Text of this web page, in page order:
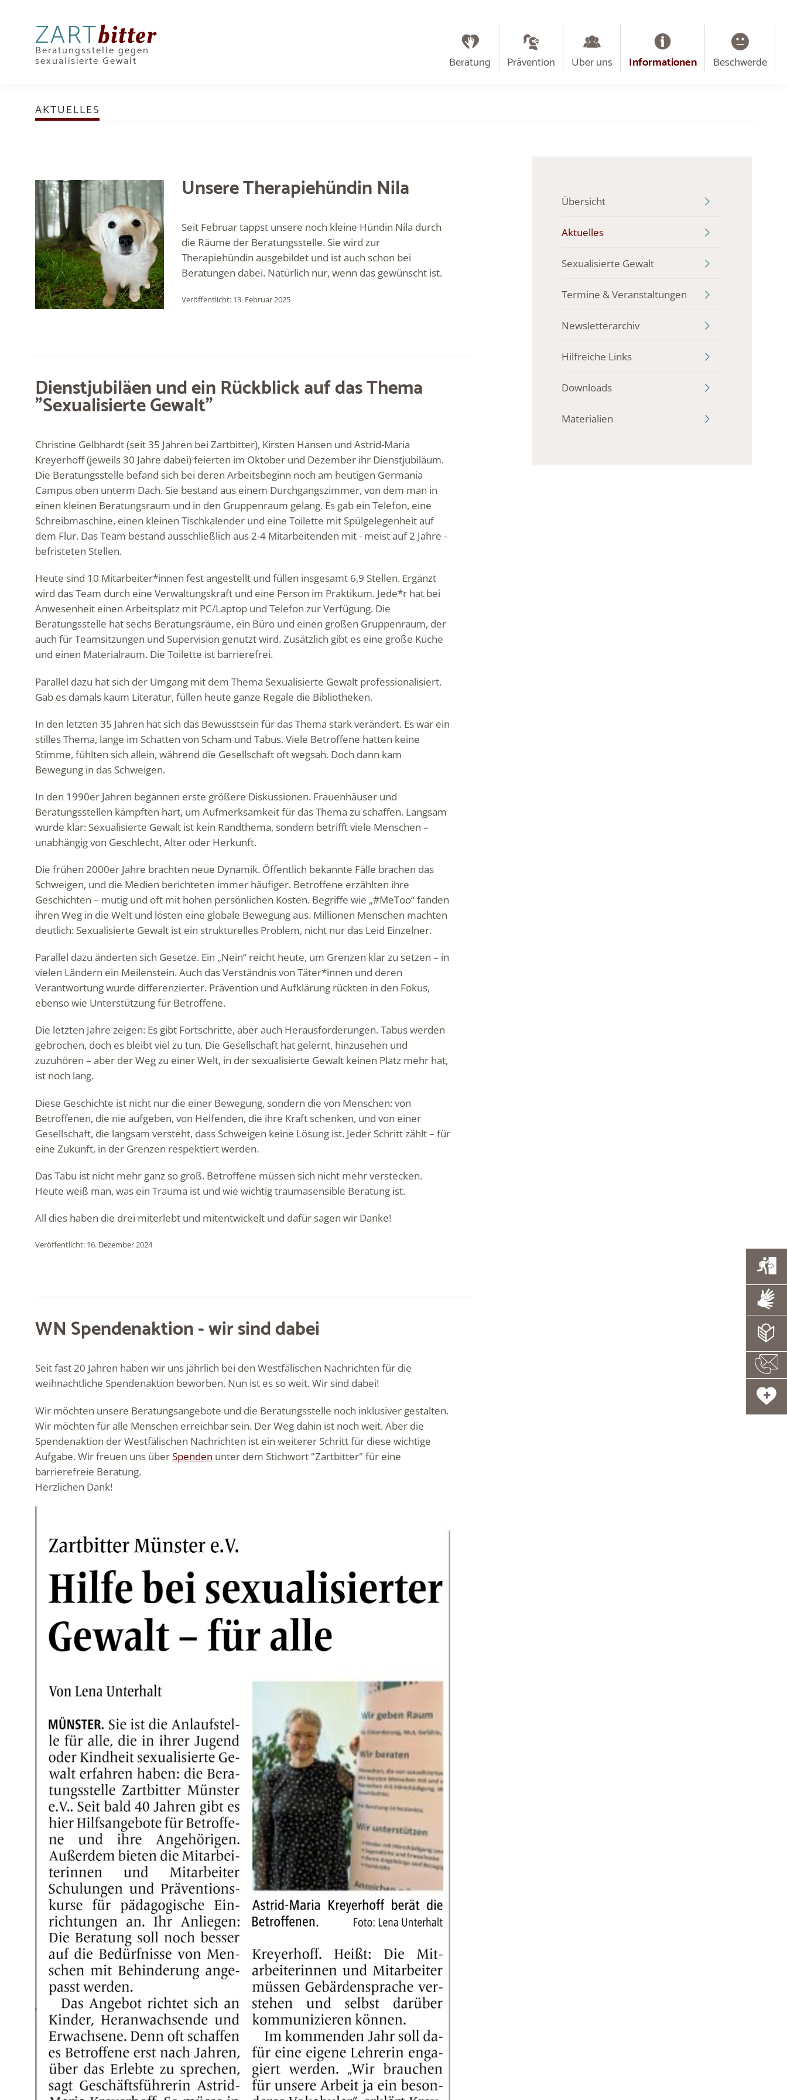
ZARTbitter
Beratungsstelle gegen
sexualisierte Gewalt Beratung Prävention Über uns Informationen Beschwerde
AKTUELLES
Unsere Therapiehündin Nila
Seit Februar tappst unsere noch kleine Hündin Nila durch
die Räume der Beratungsstelle. Sie wird zur
Therapiehündin ausgebildet und ist auch schon bei
Beratungen dabei. Natürlich nur, wenn das gewünscht ist.
Veröffentlicht: 13. Februar 2025
Dienstjubiläen und ein Rückblick auf das Thema
"Sexualisierte Gewalt"
Christine Gelbhardt (seit 35 Jahren bei Zartbitter), Kirsten Hansen und Astrid-Maria
Kreyerhoff (jeweils 30 Jahre dabei) feierten im Oktober und Dezember ihr Dienstjubiläum.
Die Beratungsstelle befand sich bei deren Arbeitsbeginn noch am heutigen Germania
Campus oben unterm Dach. Sie bestand aus einem Durchgangszimmer, von dem man in
einen kleinen Beratungsraum und in den Gruppenraum gelang. Es gab ein Telefon, eine
Schreibmaschine, einen kleinen Tischkalender und eine Toilette mit Spülgelegenheit auf
dem Flur. Das Team bestand ausschließlich aus 2-4 Mitarbeitenden mit - meist auf 2 Jahre -
befristeten Stellen.
Heute sind 10 Mitarbeiter*innen fest angestellt und füllen insgesamt 6,9 Stellen. Ergänzt
wird das Team durch eine Verwaltungskraft und eine Person im Praktikum. Jede*r hat bei
Anwesenheit einen Arbeitsplatz mit PC/Laptop und Telefon zur Verfügung. Die
Beratungsstelle hat sechs Beratungsräume, ein Büro und einen großen Gruppenraum, der
auch für Teamsitzungen und Supervision genutzt wird. Zusätzlich gibt es eine große Küche
und einen Materialraum. Die Toilette ist barrierefrei.
Parallel dazu hat sich der Umgang mit dem Thema Sexualisierte Gewalt professionalisiert.
Gab es damals kaum Literatur, füllen heute ganze Regale die Bibliotheken.
In den letzten 35 Jahren hat sich das Bewusstsein für das Thema stark verändert. Es war ein
stilles Thema, lange im Schatten von Scham und Tabus. Viele Betroffene hatten keine
Stimme, fühlten sich allein, während die Gesellschaft oft wegsah. Doch dann kam
Bewegung in das Schweigen.
In den 1990er Jahren begannen erste größere Diskussionen. Frauenhäuser und
Beratungsstellen kämpften hart, um Aufmerksamkeit für das Thema zu schaffen. Langsam
wurde klar: Sexualisierte Gewalt ist kein Randthema, sondern betrifft viele Menschen –
unabhängig von Geschlecht, Alter oder Herkunft.
Die frühen 2000er Jahre brachten neue Dynamik. Öffentlich bekannte Fälle brachen das
Schweigen, und die Medien berichteten immer häufiger. Betroffene erzählten ihre
Geschichten – mutig und oft mit hohen persönlichen Kosten. Begriffe wie „#MeToo“ fanden
ihren Weg in die Welt und lösten eine globale Bewegung aus. Millionen Menschen machten
deutlich: Sexualisierte Gewalt ist ein strukturelles Problem, nicht nur das Leid Einzelner.
Parallel dazu änderten sich Gesetze. Ein „Nein“ reicht heute, um Grenzen klar zu setzen – in
vielen Ländern ein Meilenstein. Auch das Verständnis von Täter*innen und deren
Verantwortung wurde differenzierter. Prävention und Aufklärung rückten in den Fokus,
ebenso wie Unterstützung für Betroffene.
Die letzten Jahre zeigen: Es gibt Fortschritte, aber auch Herausforderungen. Tabus werden
gebrochen, doch es bleibt viel zu tun. Die Gesellschaft hat gelernt, hinzusehen und
zuzuhören – aber der Weg zu einer Welt, in der sexualisierte Gewalt keinen Platz mehr hat,
ist noch lang.
Diese Geschichte ist nicht nur die einer Bewegung, sondern die von Menschen: von
Betroffenen, die nie aufgeben, von Helfenden, die ihre Kraft schenken, und von einer
Gesellschaft, die langsam versteht, dass Schweigen keine Lösung ist. Jeder Schritt zählt – für
eine Zukunft, in der Grenzen respektiert werden.
Das Tabu ist nicht mehr ganz so groß. Betroffene müssen sich nicht mehr verstecken.
Heute weiß man, was ein Trauma ist und wie wichtig traumasensible Beratung ist.
All dies haben die drei miterlebt und mitentwickelt und dafür sagen wir Danke!
Veröffentlicht: 16. Dezember 2024
WN Spendenaktion - wir sind dabei
Seit fast 20 Jahren haben wir uns jährlich bei den Westfälischen Nachrichten für die
weihnachtliche Spendenaktion beworben. Nun ist es so weit. Wir sind dabei!
Wir möchten unsere Beratungsangebote und die Beratungsstelle noch inklusiver gestalten.
Wir möchten für alle Menschen erreichbar sein. Der Weg dahin ist noch weit. Aber die
Spendenaktion der Westfälischen Nachrichten ist ein weiterer Schritt für diese wichtige
Aufgabe. Wir freuen uns überSpenden unter dem Stichwort "Zartbitter" für eine
barrierefreie Beratung.
Herzlichen Dank!
Übersicht
Aktuelles
Sexualisierte Gewalt
Termine & Veranstaltungen
Newsletterarchiv
Hilfreiche Links
Downloads
Materialien